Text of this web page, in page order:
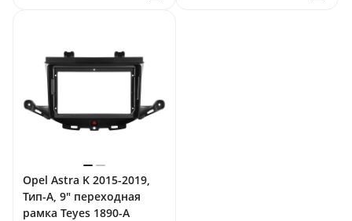
Opel Astra K 2015-2019,
Тип-A, 9" переходная
рамка Teyes 1890-A